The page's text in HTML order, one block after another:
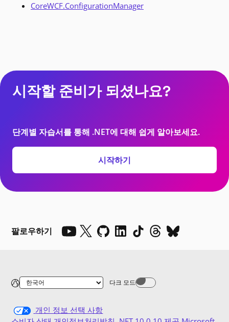
CoreWCF.ConfigurationManager
시작할 준비가 되셨나요?
단계별 자습서를 통해 .NET에 대해 쉽게 알아보세요.
시작하기
팔로우하기
다크 모드
Dark mode off
개인 정보 선택 사항